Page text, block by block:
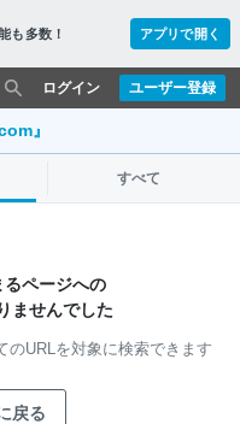
も多数！ アプリで開く
ユーザー登録
ログイン
』
すべて
ページへの
ませんでした
のURLを対象に検索できます
戻る